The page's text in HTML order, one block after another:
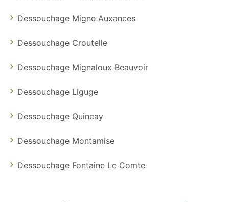
Dessouchage Migne Auxances
Dessouchage Croutelle
Dessouchage Mignaloux Beauvoir
Dessouchage Liguge
Dessouchage Quincay
Dessouchage Montamise
Dessouchage Fontaine Le Comte